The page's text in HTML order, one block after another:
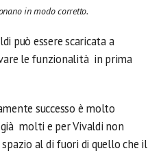
in modo corretto.
può essere scaricata a
le funzionalità in prima
successo è molto
molti e per Vivaldi non
al di fuori di quello che il